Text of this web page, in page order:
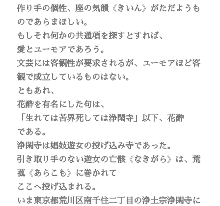
作り手の個性、座の気韻 《きいん》 がただようも
のであらまほしい。
もしそれ何かの共通項を探すとすれば、
愛とユーモアであろう。
文芸には客観性が要求されるが、ユーモアほど客
観で成立しているものはない。
ともあれ、
花酔を有名にした句は、
「生れては苦界死しては浄閑寺」以下、花酔
である。
浄閑寺は娼妓遊女の投げ込み寺であった。
引き取り手のない遊女の亡骸《なきがら》 は、荒
菰《あらこも》
に巻かれて
ここへ投げ込まれる。
いま東京都荒川区南千住二丁目の浄土宗浄閑寺に